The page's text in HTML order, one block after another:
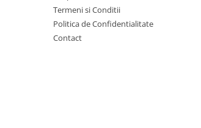
Termeni si Conditii
Politica de Confidentialitate
Contact